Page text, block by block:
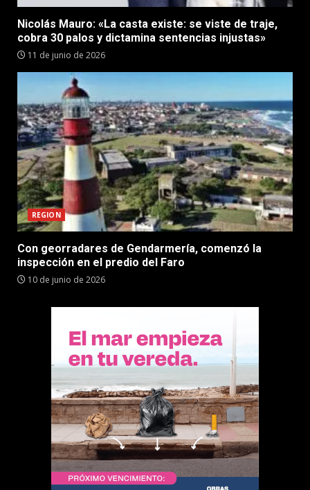
Nicolás Mauro: «La casta existe: se viste de traje,
cobra 30 palos y dictamina sentencias injustas»
11 de junio de 2026
REGION
Con georradares de Gendarmería, comenzó la
inspección en el predio del Faro
10 de junio de 2026